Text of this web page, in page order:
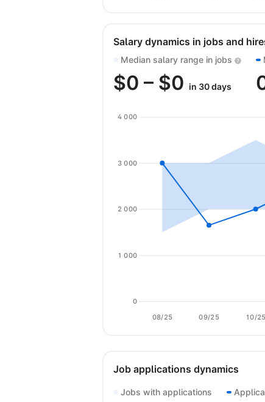
Salary dynamics in jobs and
Median salary range in jobs
$0 – $0 in 30 days
08/25 09/25 10/25
0
1 000
2 000
3 000
4 000
Job applications dynamics
Jobs with applications